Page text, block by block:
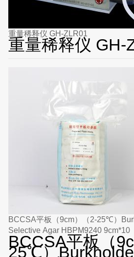
重量稀释仪 GH-ZLR01
重量稀释仪 GH-
BCCSA平板（9cm）（2-25℃）
Selective Agar HBPM9240 9cm*10
BCCSA平板（
25℃）